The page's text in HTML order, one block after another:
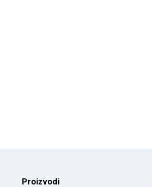
Proizvodi